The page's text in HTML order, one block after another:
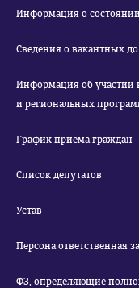
Информация о
Сведения о вакантных
Информация об участии
и региональных
График приема граждан
Список депутатов
Устав
Персона ответственная
ФЗ, определяющие